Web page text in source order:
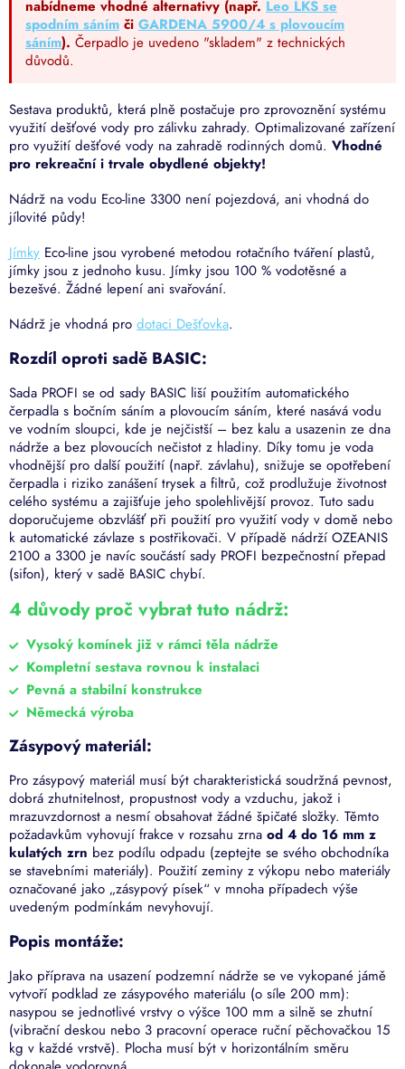
nabídneme vhodné alternativy (např. Leo LKS se
spodním sáním či GARDENA 5900/4 s plovoucím
sáním). Čerpadlo je uvedeno "skladem" z technických
důvodů.
Sestava produktů, která plně postačuje pro zprovoznění systému
využití dešťové vody pro zálivku zahrady. Optimalizované zařízení
pro využití dešťové vody na zahradě rodinných domů. Vhodné
pro rekreační i trvale obydlené objekty!
Nádrž na vodu Eco-line 3300 není pojezdová, ani vhodná do
jílovité půdy!
Jímky Eco-line jsou vyrobené metodou rotačního tváření plastů,
jímky jsou z jednoho kusu. Jímky jsou 100 % vodotěsné a
bezešvé. Žádné lepení ani svařování.
Nádrž je vhodná pro dotaci Dešťovka.
Rozdíl oproti sadě BASIC:
Sada PROFI se od sady BASIC liší použitím automatického
čerpadla s bočním sáním a plovoucím sáním, které nasává vodu
ve vodním sloupci, kde je nejčistší – bez kalu a usazenin ze dna
nádrže a bez plovoucích nečistot z hladiny. Díky tomu je voda
vhodnější pro další použití (např. závlahu), snižuje se opotřebení
čerpadla i riziko zanášení trysek a filtrů, což prodlužuje životnost
celého systému a zajišťuje jeho spolehlivější provoz. Tuto sadu
doporučujeme obzvlášť při použití pro využití vody v domě nebo
k automatické závlaze s postřikovači. V případě nádrží OZEANIS
2100 a 3300 je navíc součástí sady PROFI bezpečnostní přepad
(sifon), který v sadě BASIC chybí.
4 důvody proč vybrat tuto nádrž:
Vysoký komínek již v rámci těla nádrže
Kompletní sestava rovnou k instalaci
Pevná a stabilní konstrukce
Německá výroba
Zásypový materiál:
Pro zásypový materiál musí být charakteristická soudržná pevnost,
dobrá zhutnitelnost, propustnost vody a vzduchu, jakož i
mrazuvzdornost a nesmí obsahovat žádné špičaté složky. Těmto
požadavkům vyhovují frakce v rozsahu zrna od 4 do 16 mm z
kulatých zrn bez podílu odpadu (zeptejte se svého obchodníka
se stavebními materiály). Použití zeminy z výkopu nebo materiály
označované jako „zásypový písek“ v mnoha případech výše
uvedeným podmínkám nevyhovují.
Popis montáže:
Jako příprava na usazení podzemní nádrže se ve vykopané jámě
vytvoří podklad ze zásypového materiálu (o síle 200 mm):
nasypou se jednotlivé vrstvy o výšce 100 mm a silně se zhutní
(vibrační deskou nebo 3 pracovní operace ruční pěchovačkou 15
kg v každé vrstvě). Plocha musí být v horizontálním směru